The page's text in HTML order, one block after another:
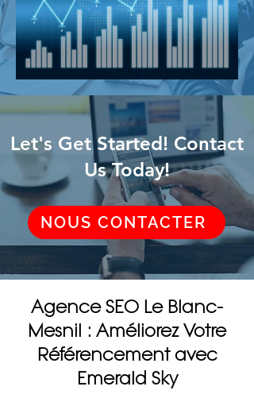
Let's Get Started! Contact
Us Today!
NOUS CONTACTER
Agence SEO Le Blanc-
Mesnil : Améliorez Votre
Référencement avec
Emerald Sky